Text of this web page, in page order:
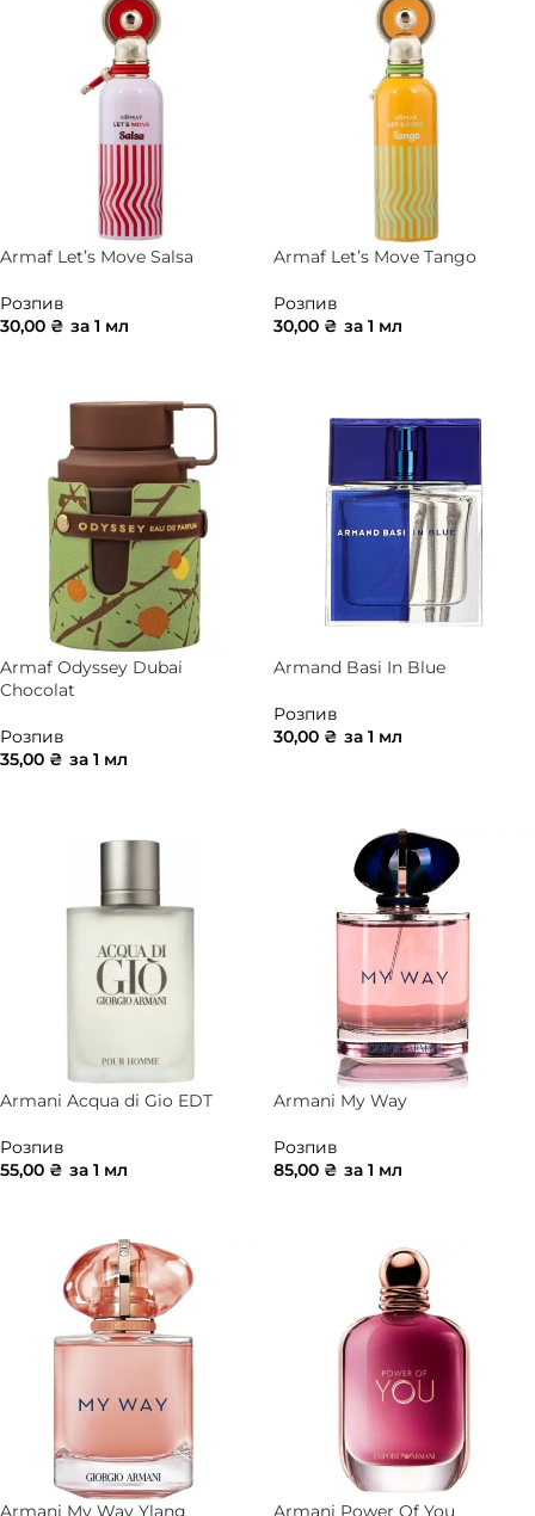
Armaf Let’s Move Salsa
Розпив
30,00 ₴ за 1 мл
Armaf Let’s Move Tango
Розпив
30,00 ₴ за 1 мл
Armaf Odyssey Dubai
Chocolat
Розпив
35,00 ₴ за 1 мл
Armand Basi In Blue
Розпив
30,00 ₴ за 1 мл
Armani Acqua di Gio EDT
Розпив
55,00 ₴ за 1 мл
Armani My Way
Розпив
85,00 ₴ за 1 мл
Armani My Way Ylang Armani Power Of You